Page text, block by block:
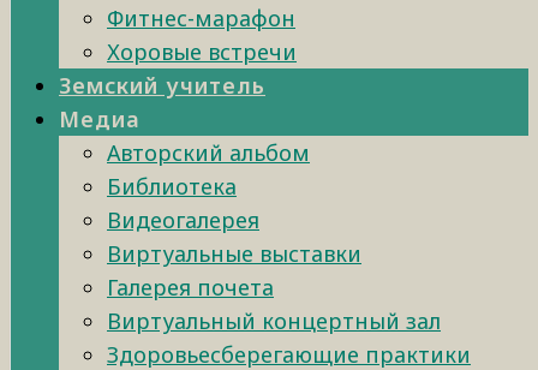
Фитнес-марафон
Хоровые встречи
Земский учитель
Медиа
Авторский альбом
Библиотека
Видеогалерея
Виртуальные выставки
Галерея почета
Виртуальный концертный зал
Здоровьесберегающие практики